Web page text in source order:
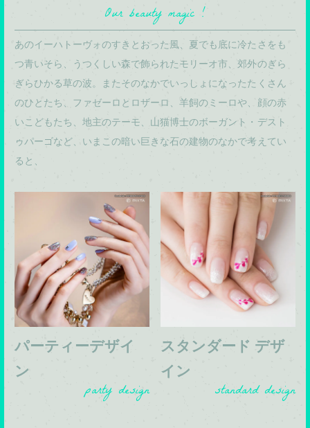
Our beauty magic !
あのイーハトーヴォのすきとおった風、夏でも底に冷たさをも
つ青いそら、うつくしい森で飾られたモリーオ市、郊外のぎら
ぎらひかる草の波。またそのなかでいっしょになったたくさん
のひとたち、ファゼーロとロザーロ、羊飼のミーロや、顔の赤
いこどもたち、地主のテーモ、山猫博士のボーガント・デスト
ゥパーゴなど、いまこの暗い巨きな石の建物のなかで考えてい
ると、
パーティーデザイ
ン
party design
スタンダード デザ
イン
standard design